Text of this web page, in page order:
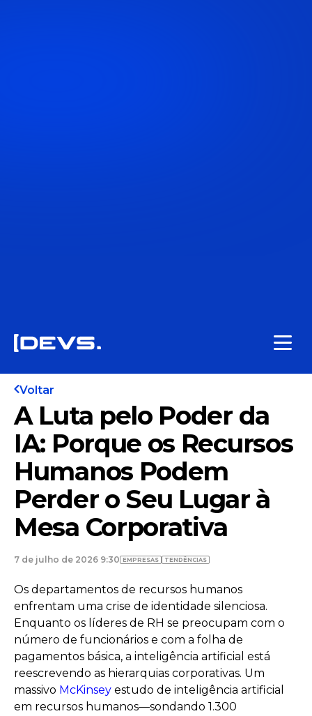
Voltar
A Luta pelo Poder da
IA: Porque os Recursos
Humanos Podem
Perder o Seu Lugar à
Mesa Corporativa
7 de julho de 2026 9:30 EMPRESAS TENDÊNCIAS
Os departamentos de recursos humanos
enfrentam uma crise de identidade silenciosa.
Enquanto os líderes de RH se preocupam com o
número de funcionários e com a folha de
pagamentos básica, a inteligência artificial está
reescrevendo as hierarquias corporativas. Um
massivo McKinsey estudo de inteligência artificial
em recursos humanos—sondando 1.300